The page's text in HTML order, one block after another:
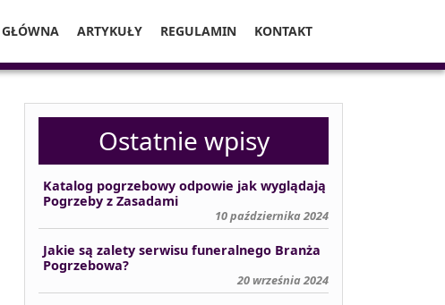
ARTYKUŁY REGULAMIN KONTAKT
Ostatnie wpisy
Katalog pogrzebowy odpowie jak wyglądają
Pogrzeby z Zasadami
10 października 2024
Jakie są zalety serwisu funeralnego Branża
Pogrzebowa?
20 września 2024